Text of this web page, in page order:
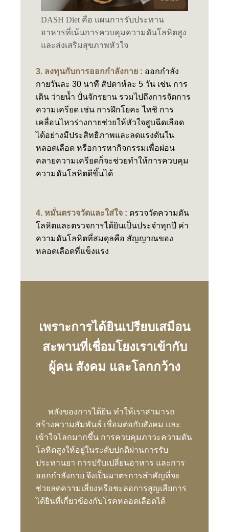
DASH Diet คือ แผนการรับประทาน
อาหารที่เน้นการควบคุมความดันโลหิตสูง
และส่งเสริมสุขภาพหัวใจ
3. ลงทุนกับการออกกำลังกาย : ออกกำลัง
กายวันละ 30 นาที สัปดาห์ละ 5 วัน เช่น การ
เดิน ว่ายน้ำ ปั่นจักรยาน รวมไปถึงการจัดการ
ความเครียด เช่น การฝึกโยคะ ไทชิ การ
เคลื่อนไหวร่างกายช่วยให้หัวใจสูบฉีดเลือด
ได้อย่างมีประสิทธิภาพและลดแรงดันใน
หลอดเลือด หรือการหากิจกรรมเพื่อผ่อน
คลายความเครียดก็จะช่วยทำให้การควบคุม
ความดันโลหิตดีขึ้นได้
4. หมั่นตรวจวัดและใส่ใจ : ตรวจวัดความดัน
โลหิตและตรวจการได้ยินเป็นประจำทุกปี ค่า
ความดันโลหิตที่สมดุลคือ สัญญาณของ
หลอดเลือดที่แข็งแรง
เพราะการได้ยินเปรียบเสมือน
สะพานที่เชื่อมโยงเราเข้ากับ
ผู้คน สังคม และโลกกว้าง
พลังของการได้ยิน ทำให้เราสามารถ
สร้างความสัมพันธ์ เชื่อมต่อกับสังคม และ
เข้าใจโลกมากขึ้น การควบคุมภาวะความดัน
โลหิตสูงให้อยู่ในระดับปกติผ่านการรับ
ประทานยา การปรับเปลี่ยนอาหาร และการ
ออกกำลังกาย จึงเป็นมาตรการสำคัญที่จะ
ช่วยลดความเสี่ยงหรือชะลอการสูญเสียการ
ได้ยินที่เกี่ยวข้องกับโรคหลอดเลือดได้